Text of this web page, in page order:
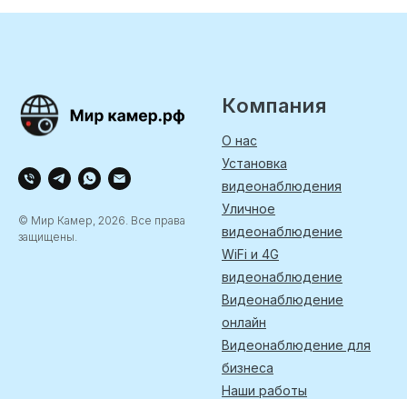
© Мир Камер, 2026. Все права
защищены.
Компания
О нас
Установка
видеонаблюдения
Уличное
видеонаблюдение
WiFi и 4G
видеонаблюдение
Видеонаблюдение
онлайн
Видеонаблюдение для
бизнеса
Наши работы